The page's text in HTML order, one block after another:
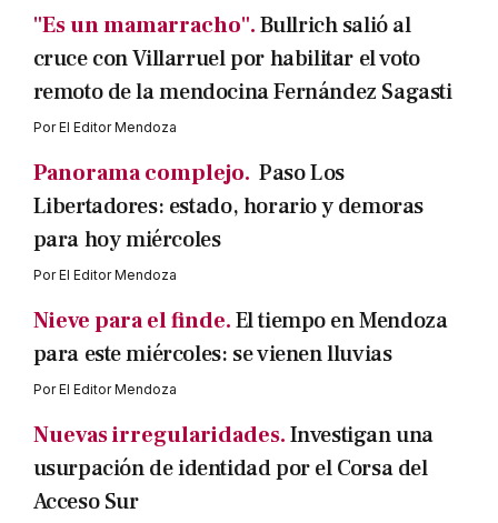
"Es un mamarracho".Bullrich salió al
cruce con Villarruel por habilitar el voto
remoto de la mendocina Fernández Sagasti
PorEl Editor Mendoza
Panorama complejo. Paso Los
Libertadores: estado, horario y demoras
para hoy miércoles
PorEl Editor Mendoza
Nieve para el finde.El tiempo en Mendoza
para este miércoles: se vienen lluvias
PorEl Editor Mendoza
Nuevas irregularidades.Investigan una
usurpación de identidad por el Corsa del
Acceso Sur